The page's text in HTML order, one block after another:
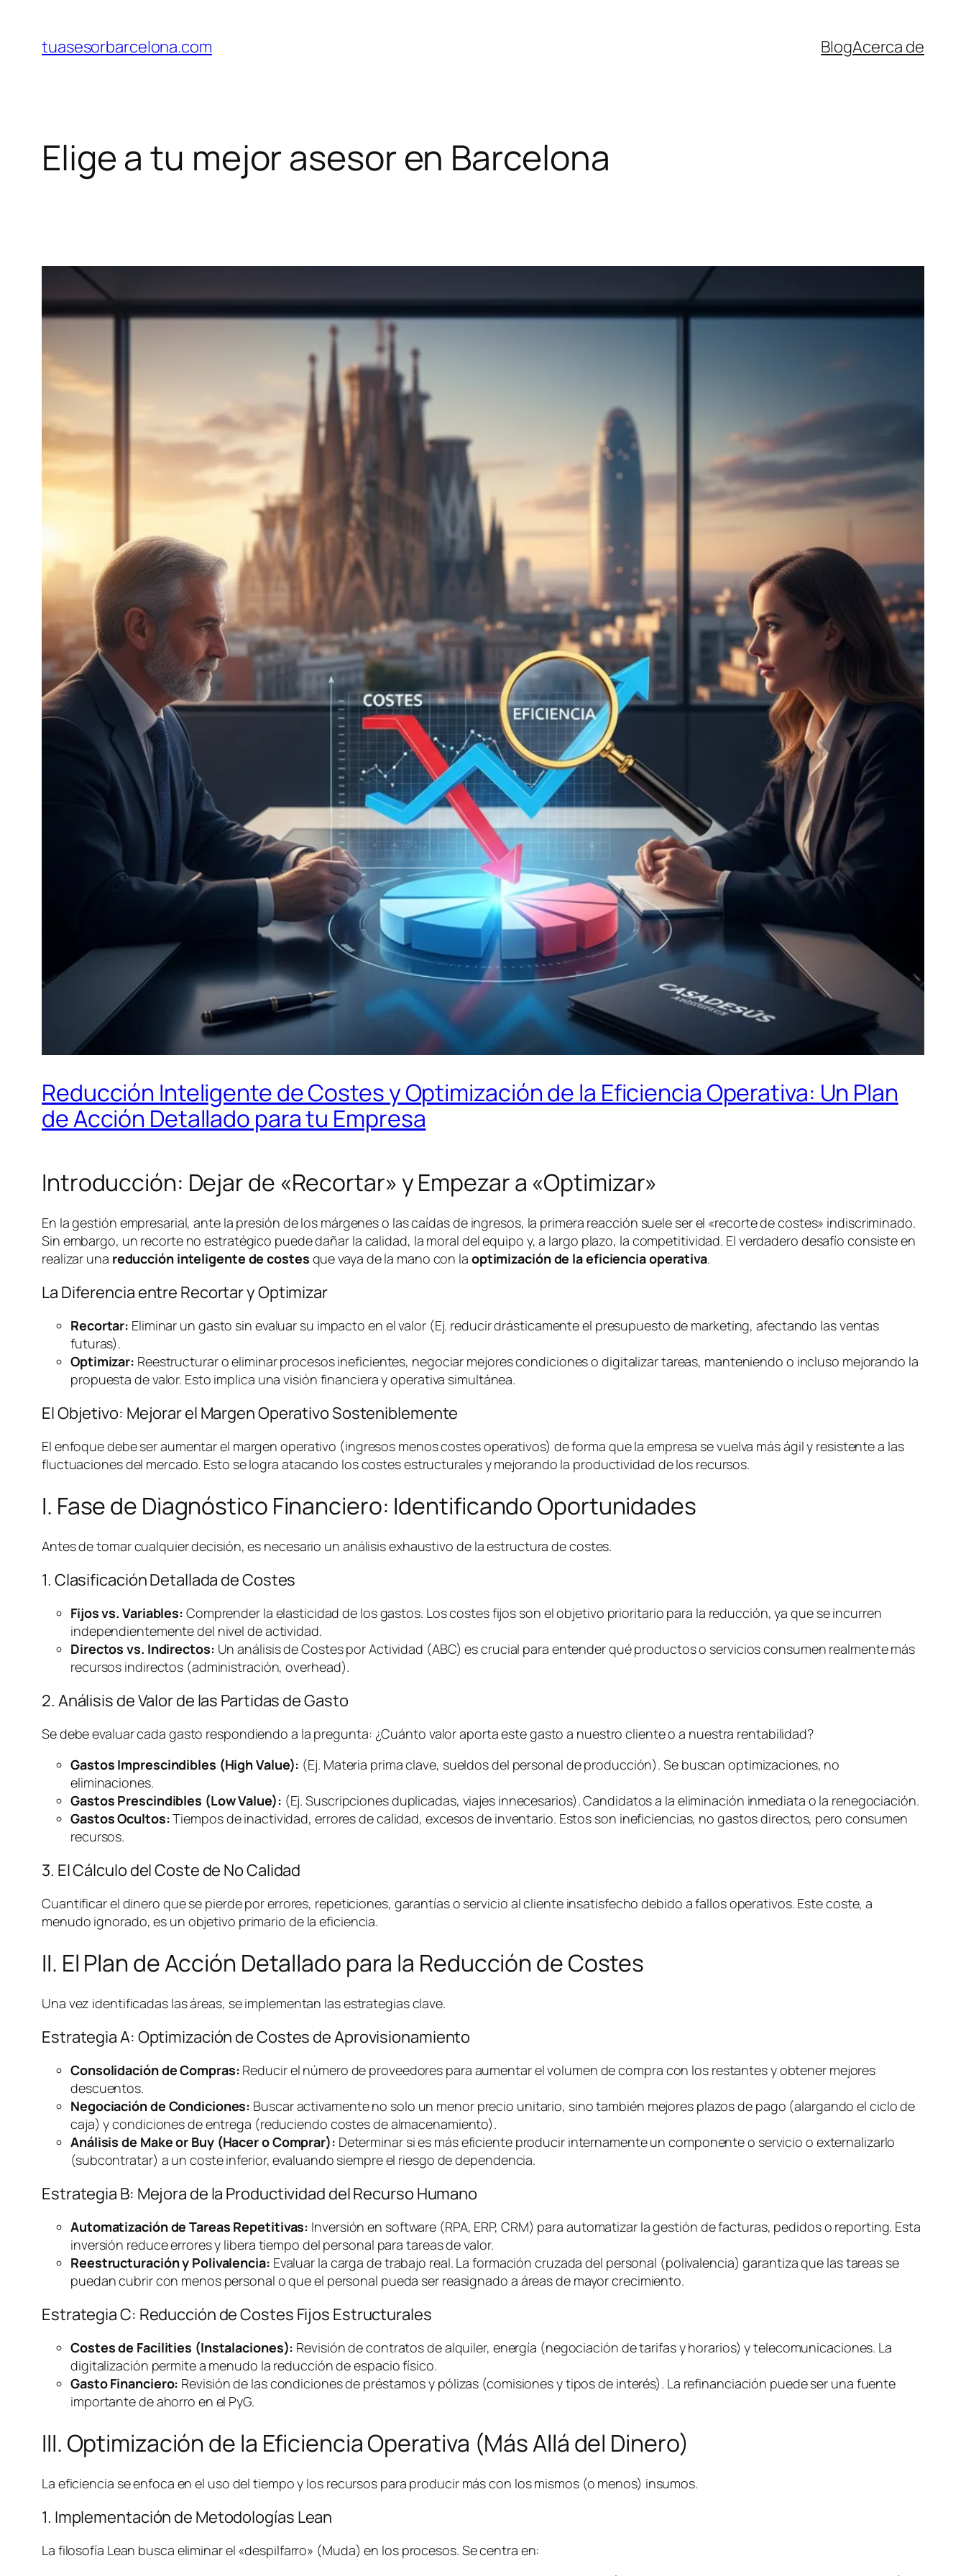
contenido
tuasesorbarcelona.com BlogAcerca de
Elige a tu mejor asesor en Barcelona
Reducción Inteligente de Costes y Optimización de la Eficiencia Operativa: Un Plan
de Acción Detallado para tu Empresa
Introducción: Dejar de «Recortar» y Empezar a «Optimizar»
En la gestión empresarial, ante la presión de los márgenes o las caídas de ingresos, la primera reacción suele ser el «recorte de costes» indiscriminado.
Sin embargo, un recorte no estratégico puede dañar la calidad, la moral del equipo y, a largo plazo, la competitividad. El verdadero desafío consiste en
realizar una reducción inteligente de costes que vaya de la mano con la optimización de la eficiencia operativa.
La Diferencia entre Recortar y Optimizar
Recortar: Eliminar un gasto sin evaluar su impacto en el valor (Ej. reducir drásticamente el presupuesto de marketing, afectando las ventas
futuras).
Optimizar: Reestructurar o eliminar procesos ineficientes, negociar mejores condiciones o digitalizar tareas, manteniendo o incluso mejorando la
propuesta de valor. Esto implica una visión financiera y operativa simultánea.
El Objetivo: Mejorar el Margen Operativo Sosteniblemente
El enfoque debe ser aumentar el margen operativo (ingresos menos costes operativos) de forma que la empresa se vuelva más ágil y resistente a las
fluctuaciones del mercado. Esto se logra atacando los costes estructurales y mejorando la productividad de los recursos.
I. Fase de Diagnóstico Financiero: Identificando Oportunidades
Antes de tomar cualquier decisión, es necesario un análisis exhaustivo de la estructura de costes.
1. Clasificación Detallada de Costes
Fijos vs. Variables: Comprender la elasticidad de los gastos. Los costes fijos son el objetivo prioritario para la reducción, ya que se incurren
independientemente del nivel de actividad.
Directos vs. Indirectos: Un análisis de Costes por Actividad (ABC) es crucial para entender qué productos o servicios consumen realmente más
recursos indirectos (administración,overhead).
2. Análisis de Valor de las Partidas de Gasto
Se debe evaluar cada gasto respondiendo a la pregunta: ¿Cuánto valor aporta este gasto a nuestro cliente o a nuestra rentabilidad?
Gastos Imprescindibles (High Value): (Ej. Materia prima clave, sueldos del personal de producción). Se buscan optimizaciones, no
eliminaciones.
Gastos Prescindibles (Low Value): (Ej. Suscripciones duplicadas, viajes innecesarios). Candidatos a la eliminación inmediata o la renegociación.
Gastos Ocultos:Tiempos de inactividad, errores de calidad, excesos de inventario. Estos son ineficiencias, no gastos directos, pero consumen
recursos.
3. El Cálculo del Coste de No Calidad
Cuantificar el dinero que se pierde por errores, repeticiones, garantías o servicio al cliente insatisfecho debido a fallos operativos. Este coste, a
menudo ignorado, es un objetivo primario de la eficiencia.
II. El Plan de Acción Detallado para la Reducción de Costes
Una vez identificadas las áreas, se implementan las estrategias clave.
Estrategia A: Optimización de Costes de Aprovisionamiento
Consolidación de Compras: Reducir el número de proveedores para aumentar el volumen de compra con los restantes y obtener mejores
descuentos.
Negociación de Condiciones: Buscar activamente no solo un menor precio unitario, sino también mejores plazos de pago (alargando el ciclo de
caja) y condiciones de entrega (reduciendo costes de almacenamiento).
Análisis de Make or Buy(Hacer o Comprar): Determinar si es más eficiente producir internamente un componente o servicio o externalizarlo
(subcontratar) a un coste inferior, evaluando siempre el riesgo de dependencia.
Estrategia B: Mejora de la Productividad del Recurso Humano
Automatización de Tareas Repetitivas: Inversión en software (RPA, ERP, CRM) para automatizar la gestión de facturas, pedidos o reporting. Esta
inversión reduce errores y libera tiempo del personal para tareas de valor.
Reestructuración y Polivalencia: Evaluar la carga de trabajo real. La formación cruzada del personal (polivalencia) garantiza que las tareas se
puedan cubrir con menos personal o que el personal pueda ser reasignado a áreas de mayor crecimiento.
Estrategia C: Reducción de Costes Fijos Estructurales
Costes de Facilities (Instalaciones): Revisión de contratos de alquiler, energía (negociación de tarifas y horarios) y telecomunicaciones. La
digitalización permite a menudo la reducción de espacio físico.
Gasto Financiero: Revisión de las condiciones de préstamos y pólizas (comisiones y tipos de interés). La refinanciación puede ser una fuente
importante de ahorro en el PyG.
III. Optimización de la Eficiencia Operativa (Más Allá del Dinero)
La eficiencia se enfoca en el uso del tiempo y los recursos para producir más con los mismos (o menos) insumos.
1. Implementación de Metodologías Lean
La filosofía Lean busca eliminar el «despilfarro» (Muda) en los procesos. Se centra en: